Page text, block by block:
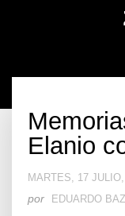
Elanio
MARTES, 17
por EDUARDO